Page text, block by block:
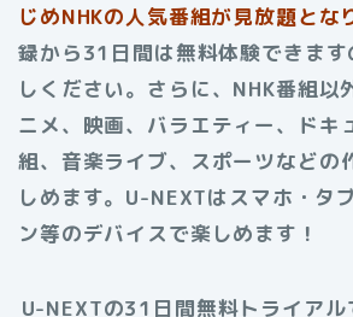
じめNHKの人気番組が見放題とな
録から31日間は無料体験できます
しください。さらに、NHK番組以
ニメ、映画、バラエティー、ドキ
組、音楽ライブ、スポーツなどの
しめます。U-NEXTはスマホ・タ
ン等のデバイスで楽しめます！
U-NEXTの31日間無料トライア